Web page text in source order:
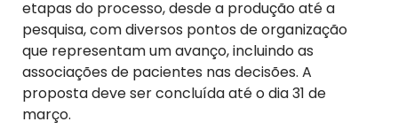
etapas do processo, desde a produção até a
pesquisa, com diversos pontos de organização
que representam um avanço, incluindo as
associações de pacientes nas decisões. A
proposta deve ser concluída até o dia 31 de
março.